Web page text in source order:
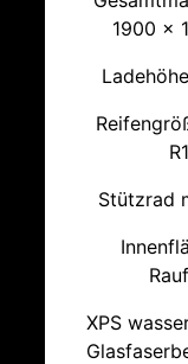
1900 x
Stützrad
XPS